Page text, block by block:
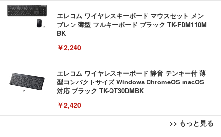
エレコム ワイヤレスキーボード マウスセット メン
ブレン 薄型 フルキーボード ブラック TK-FDM110M
BK
￥2,240
エレコム ワイヤレスキーボード 静音 テンキー付 薄
型コンパクトサイズ Windows ChromeOS macOS
対応 ブラック TK-QT30DMBK
￥2,420
>> もっと見る